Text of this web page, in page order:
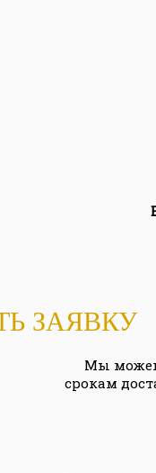
ЗАЯВКУ
Мы можем
срокам